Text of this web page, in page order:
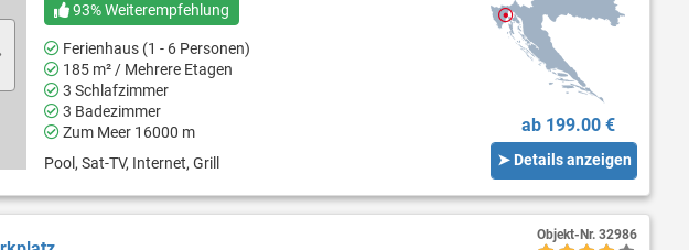
93% Weiterempfehlung
Ferienhaus (1 - 6 Personen)
185 m² / Mehrere Etagen
3 Schlafzimmer
3 Badezimmer
Zum Meer 16000 m
Pool, Sat-TV, Internet, Grill
ab 199.00 €
➤ Details anzeigen
Objekt-Nr. 32986